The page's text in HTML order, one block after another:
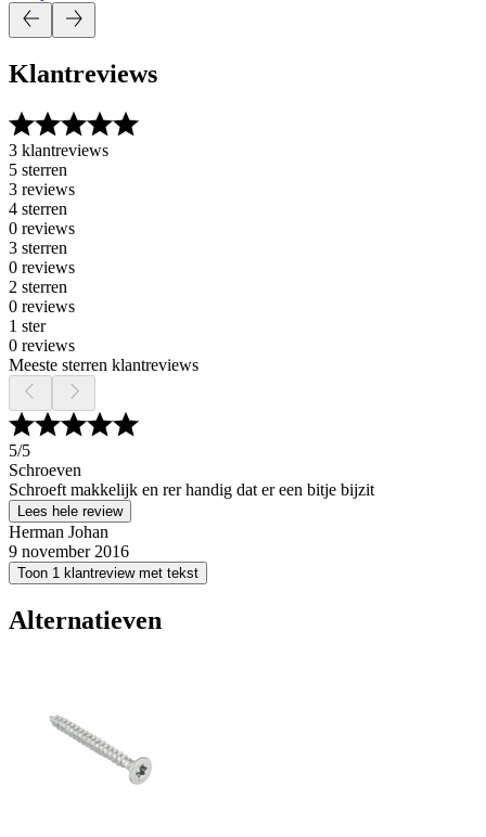
Klantreviews
3 klantreviews
5 sterren
3 reviews
4 sterren
0 reviews
3 sterren
0 reviews
2 sterren
0 reviews
1 ster
0 reviews
Meeste sterren klantreviews
5/5
Schroeven
Schroeft makkelijk en rer handig dat er een bitje bijzit
Lees hele review
Herman Johan
9 november 2016
Toon 1 klantreview met tekst
Alternatieven